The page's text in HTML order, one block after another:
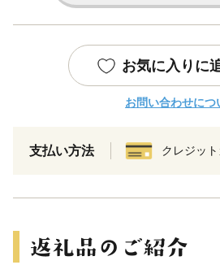
お気に入りに
お問い合わせにつ
支払い方法 クレジッ